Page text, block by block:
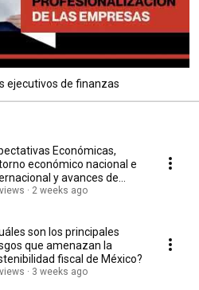
ejecutivos de finanzas
Económicas,
económico nacional e
y avances de
IMEF
2 weeks ago
son los principales
que amenazan la
fiscal de México?
3 weeks ago